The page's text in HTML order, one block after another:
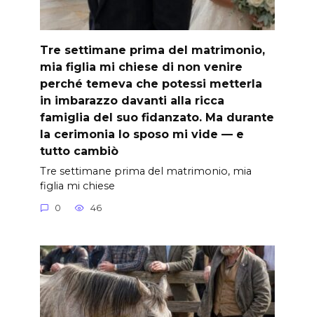
Tre settimane prima del matrimonio,
mia figlia mi chiese di non venire
perché temeva che potessi metterla
in imbarazzo davanti alla ricca
famiglia del suo fidanzato. Ma durante
la cerimonia lo sposo mi vide — e
tutto cambiò
Tre settimane prima del matrimonio, mia
figlia mi chiese
0 46